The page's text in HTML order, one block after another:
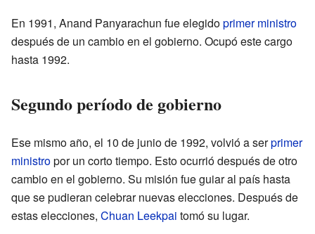
En 1991, Anand Panyarachun fue elegidoprimer ministro
después de un cambio en el gobierno. Ocupó este cargo
hasta 1992.
Segundo período de gobierno
Ese mismo año, el 10 de junio de 1992, volvió a serprimer
ministropor un corto tiempo. Esto ocurrió después de otro
cambio en el gobierno. Su misión fue guiar al país hasta
que se pudieran celebrar nuevas elecciones. Después de
estas elecciones, Chuan Leekpai tomó su lugar.